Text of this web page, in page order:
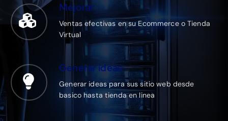
Mejorar
Ventas efectivas en su Ecommerce o Tienda
Virtual
Generar ideas
Generar ideas para sus sitio web desde
basico hasta tienda en linea